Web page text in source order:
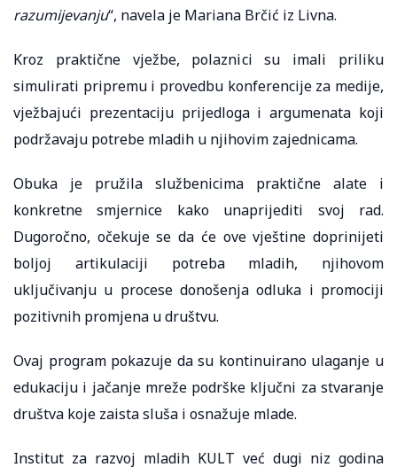
razumijevanju“, navela je Mariana Brčić iz Livna.
Kroz praktične vježbe, polaznici su imali priliku
simulirati pripremu i provedbu konferencije za medije,
vježbajući prezentaciju prijedloga i argumenata koji
podržavaju potrebe mladih u njihovim zajednicama.
Obuka je pružila službenicima praktične alate i
konkretne smjernice kako unaprijediti svoj rad.
Dugoročno, očekuje se da će ove vještine doprinijeti
boljoj artikulaciji potreba mladih, njihovom
uključivanju u procese donošenja odluka i promociji
pozitivnih promjena u društvu.
Ovaj program pokazuje da su kontinuirano ulaganje u
edukaciju i jačanje mreže podrške ključni za stvaranje
društva koje zaista sluša i osnažuje mlade.
Institut za razvoj mladih KULT već dugi niz godina